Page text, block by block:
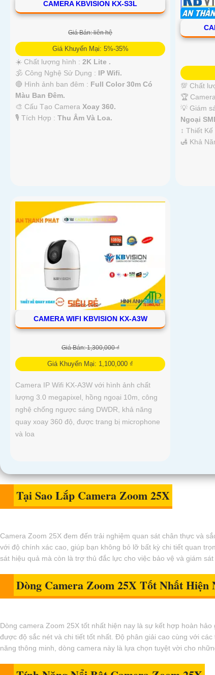
CAMERA KBVISION KX-S3L
Giá Bán: liên hệ
Giá Khuyến Mại: 5%-35%
☀️ Chất lượng hình : 2K Lite .
🕉️ Công Nghệ Sử Dụng : IP Wifi.
🔴 Hình ảnh ban đêm : Full Color 30m Có
Màu Ban Ðêm.
🎨 Cấu Tạo Camera Xoay 360.
️🎙 Tích Hợp : Thu Âm Và Loa.
💯 Chất
🏆
💡 Giám
Ngoại
↕️ Thiết
️🛃 Khả
CAMERA WIFI KBVISION KX-A3W
Giá Bán: 1,300,000 ₫
Giá Khuyến Mại: 1,100,000 ₫
Camera IP Wifi KX-A3W với hình ảnh chất
lượng 3.0 megapixel, hồng ngoại 10m, công
nghệ chống ngược sáng DWDR, khả năng
quay xoay 360 độ, được trang bị microphone
và loa
Tại Sao Lắp Camera Zoom 25X
Camera Zoom 25X đem đến trải nghiệm quan sát chân thực và
với độ chính xác cao, giúp bạn không bỏ lỡ bất kỳ chi tiết quan
sát hiệu quả mà còn là trợ thủ đắc lực cho việc bảo vệ và giám sát
Dòng Camera Zoom 25X Tốt Nhất Hiện
Dòng camera Zoom 25X tốt nhất hiện nay là sự kết hợp hoàn
được độ sắc nét và chi tiết tốt nhất. Độ phân giải cao cùng với
năng thông minh, dòng camera này là lựa chọn tuyệt vời cho